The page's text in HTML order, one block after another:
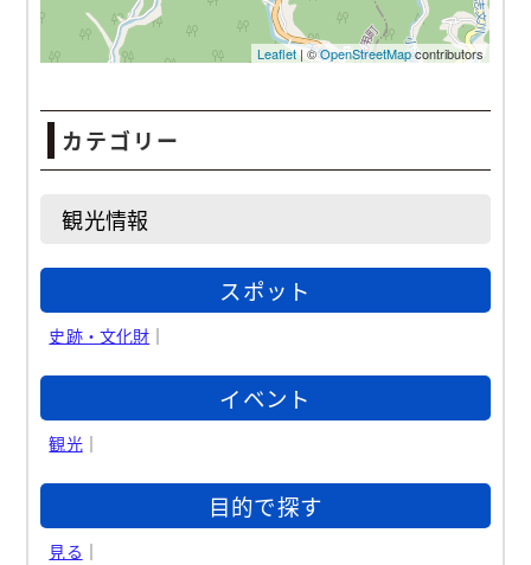
カテゴリー
観光情報
スポット
史跡・文化財 ｜
イベント
観光｜
目的で探す
見る ｜